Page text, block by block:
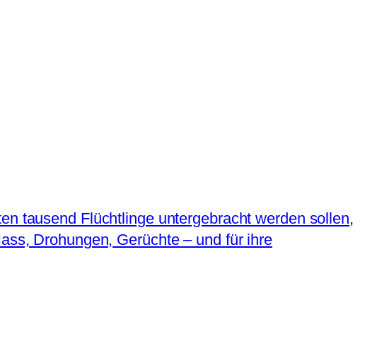
tausend Flüchtlinge untergebracht werden sollen,
Drohungen, Gerüchte – und für ihre